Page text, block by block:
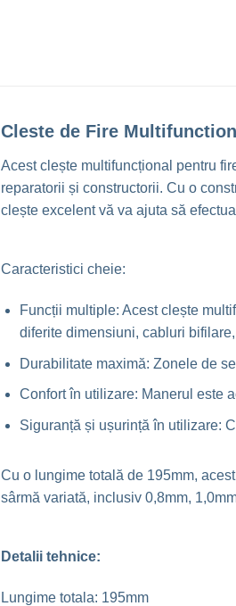
Cleste de Fire
Acest clește multifuncțional pentru
reparatorii și constructorii. Cu o
clește excelent vă va ajuta să
Caracteristici cheie:
Funcții multiple: Acest clește
diferite dimensiuni, cabluri
Durabilitate maximă: Zonele de
Confort în utilizare: Manerul este
Siguranță și ușurință în utilizare:
Cu o lungime totală de 195mm,
sârmă variată, inclusiv 0,8mm,
Detalii tehnice:
Lungime totala: 195mm